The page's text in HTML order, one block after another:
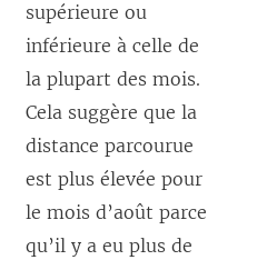
supérieure ou
inférieure à celle de
la plupart des mois.
Cela suggère que la
distance parcourue
est plus élevée pour
le mois d’août parce
qu’il y a eu plus de